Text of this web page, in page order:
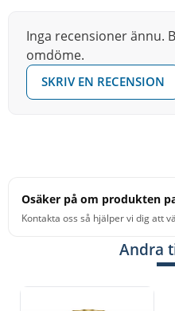
Inga recensioner ännu.
omdöme.
SKRIV EN RECENSION
Osäker på om produkten
Kontakta oss så hjälper vi dig att
Andra